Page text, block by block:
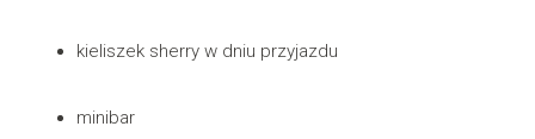
kieliszek sherry w dniu przyjazdu
minibar